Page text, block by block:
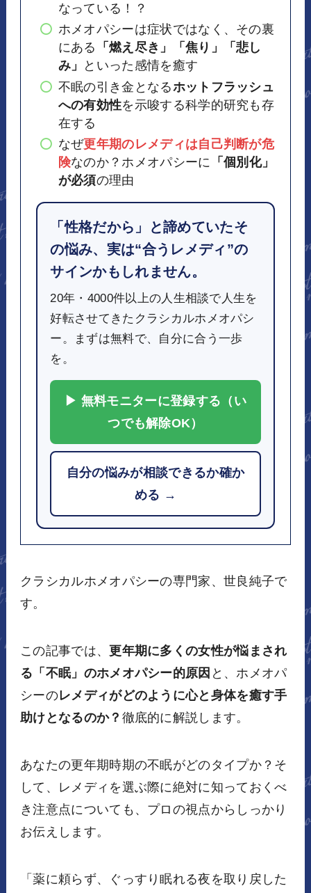
なっている！？
ホメオパシーは症状ではなく、その裏
にある
「燃え尽き」「焦り」「悲し
み」
といった感情を癒す
不眠の引き金となるホットフラッシュ
への有効性を示唆する科学的研究も存
在する
なぜ更年期のレメディは自己判断が危
険なのか？ホメオパシーに 「個別化」
が必須の理由
「性格だから」と諦めていたそ
の悩み、実は“合うレメディ”の
サインかもしれません。
20年・4000件以上の人生相談で人生を
好転させてきたクラシカルホメオパシ
ー。まずは無料で、自分に合う一歩
を。
▶ 無料モニターに登録する（い
つでも解除OK）
自分の悩みが相談できるか確か
める →
クラシカルホメオパシーの専門家、世良純子で
す。
この記事では、更年期に多くの女性が悩まされ
る「不眠」のホメオパシー的原因 と、ホメオパ
シーのレメディがどのように心と身体を癒す手
助けとなるのか？ 徹底的に解説します。
あなたの更年期時期の不眠がどのタイプか？そ
して、レメディを選ぶ際に絶対に知っておくべ
き注意点についても、プロの視点からしっかり
お伝えします。
「薬に頼らず、ぐっすり眠れる夜を取り戻した